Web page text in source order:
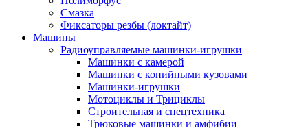
Смазка
Фиксаторы резбы (локтайт)
Машины
Радиоуправляемые машинки-игрушки
Машинки с камерой
Машинки с копийными кузовами
Машинки-игрушки
Мотоциклы и Трициклы
Строительная и спецтехника
Трюковые машинки и амфибии